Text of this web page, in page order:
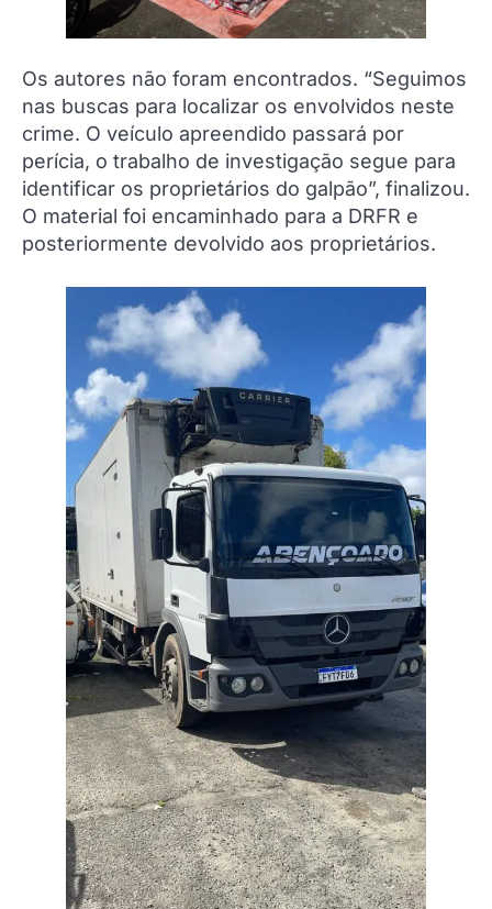
Os autores não foram encontrados. “Seguimos
nas buscas para localizar os envolvidos neste
crime. O veículo apreendido passará por
perícia, o trabalho de investigação segue para
identificar os proprietários do galpão”, finalizou.
O material foi encaminhado para a DRFR e
posteriormente devolvido aos proprietários.